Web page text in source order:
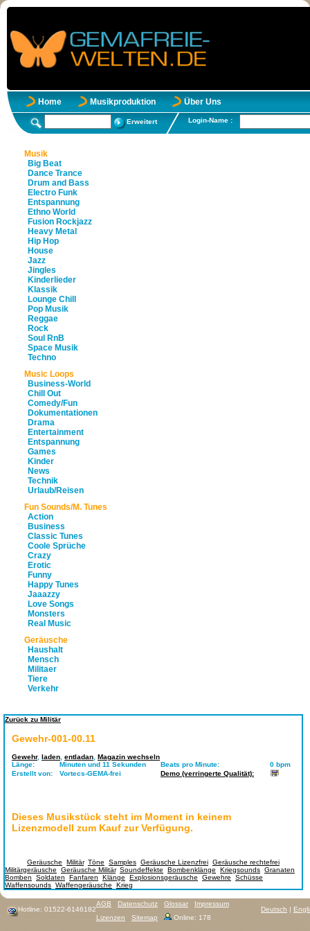
Home Musikproduktion Über Uns
Erweitert Login-Name :
Musik
Big Beat
Dance Trance
Drum and Bass
Electro Funk
Entspannung
Ethno World
Fusion Rockjazz
Heavy Metal
Hip Hop
House
Jazz
Jingles
Kinderlieder
Klassik
Lounge Chill
Pop Musik
Reggae
Rock
Soul RnB
Space Musik
Techno
Music Loops
Business-World
Chill Out
Comedy/Fun
Dokumentationen
Drama
Entertainment
Entspannung
Games
Kinder
News
Technik
Urlaub/Reisen
Fun Sounds/M. Tunes
Action
Business
Classic Tunes
Coole Sprüche
Crazy
Erotic
Funny
Happy Tunes
Jaaazzy
Love Songs
Monsters
Real Music
Geräusche
Haushalt
Mensch
Militaer
Tiere
Verkehr
Zurück zu Militär
Gewehr-001-00.11
Gewehr, laden entladan Magazin wechseln
Länge:
Minuten und 11 Sekunden Beats pro Minute:
0 bpm
Erstellt von:
Vortecs-GEMA-frei Demo (verringerte Qualität):
Dieses Musikstück steht im Moment in keinem
Lizenzmodell zum Kauf zur Verfügung.
Geräusche Militär, Töne Samples Geräusche Lizenzfrei Geräusche rechtefrei
Militärgeräusche
Geräusche Militär, Soundeffekte Bombenklänge Kriegsounds Granaten
Bomben
Soldaten Fanfaren Klänge Explosionsgeräusche Gewehre Schüsse
Waffensounds Waffengeräusche Krieg
Hotline: 01522-6146182 Deutsch |
AGB Datenschutz Glossar
Impressum
Lizenzen
Sitemap Online: 178